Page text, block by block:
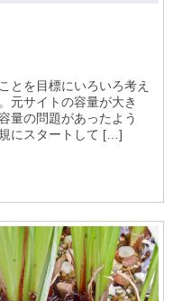
とを目標にいろいろ考え
元サイトの容量が大き
量の問題があったよう
にスタートして […]